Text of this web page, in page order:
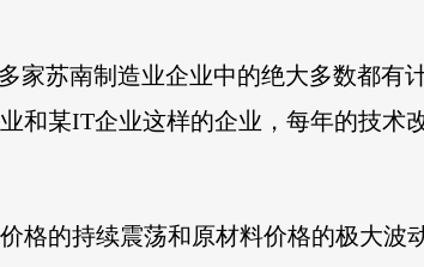
家苏南制造业企业中的绝大多数都有
和某IT企业这样的企业，每年的技术
格的持续震荡和原材料价格的极大波